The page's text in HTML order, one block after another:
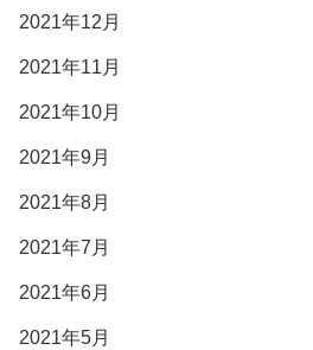
2021年12月
2021年11月
2021年10月
2021年9月
2021年8月
2021年7月
2021年6月
2021年5月